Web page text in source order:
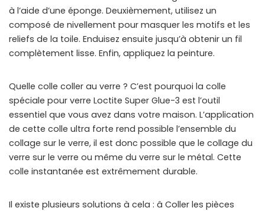
à l’aide d’une éponge. Deuxièmement, utilisez un
composé de nivellement pour masquer les motifs et les
reliefs de la toile. Enduisez ensuite jusqu’à obtenir un fil
complètement lisse. Enfin, appliquez la peinture.
Quelle colle coller au verre ? C’est pourquoi la colle
spéciale pour verre Loctite Super Glue-3 est l’outil
essentiel que vous avez dans votre maison. L’application
de cette colle ultra forte rend possible l’ensemble du
collage sur le verre, il est donc possible que le collage du
verre sur le verre ou même du verre sur le métal. Cette
colle instantanée est extrêmement durable.
Il existe plusieurs solutions à cela : â Coller les pièces